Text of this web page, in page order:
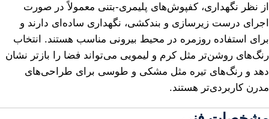
از نظر نگهداری، کفپوش‌های پلیمری-بتنی معمولاً در صورت
اجرای درست زیرسازی و بندکشی، نگهداری ساده‌ای دارند و
برای استفاده روزمره در محیط بیرونی مناسب هستند. انتخاب
رنگ‌های روشن‌تر مثل کرم و لیمویی می‌تواند فضا را بازتر نشان
دهد و رنگ‌های تیره مثل مشکی و طوسی برای طراحی‌های
مدرن کاربردی‌تر هستند.